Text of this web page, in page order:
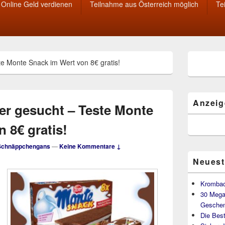
Online Geld verdienen Teilnahme aus Österreich möglich
Monte Snack im Wert von 8€ gratis!
gesucht – Teste Monte
8€ gratis!
—Keine Kommentare ↓
Widget-
30
Die